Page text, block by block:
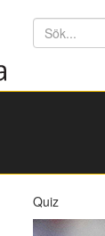
Söktext
Quiz